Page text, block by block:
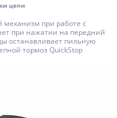
цепи
механизм при работе с
при нажатии на передний
останавливает пильную
тормоз QuickStop